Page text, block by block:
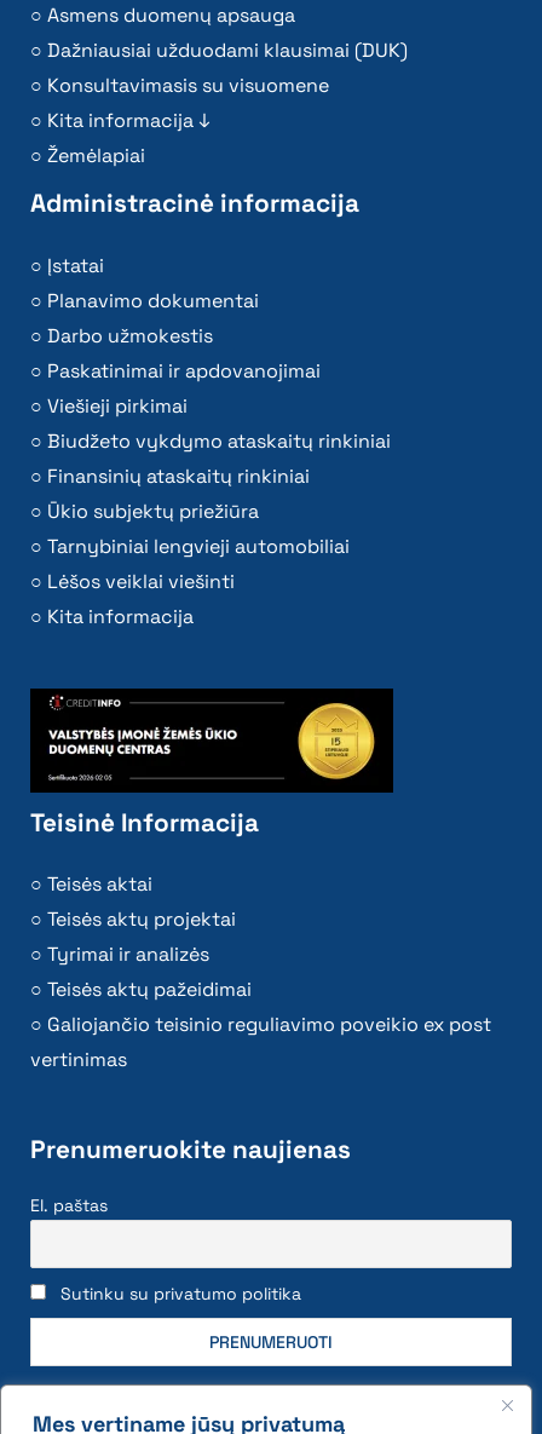
Mes vertiname jūsų privatumą
Asmens duomenų apsauga
Dažniausiai užduodami klausimai (DUK)
Konsultavimasis su visuomene
Kita informacija ↓
Žemėlapiai
Administracinė informacija
Įstatai
Planavimo dokumentai
Darbo užmokestis
Paskatinimai ir apdovanojimai
Viešieji pirkimai
Biudžeto vykdymo ataskaitų rinkiniai
Finansinių ataskaitų rinkiniai
Ūkio subjektų priežiūra
Tarnybiniai lengvieji automobiliai
Lėšos veiklai viešinti
Kita informacija
Teisinė Informacija
Teisės aktai
Teisės aktų projektai
Tyrimai ir analizės
Teisės aktų pažeidimai
Galiojančio teisinio reguliavimo poveikio ex post
vertinimas
Prenumeruokite naujienas
El. paštas
Sutinku su privatumo politika